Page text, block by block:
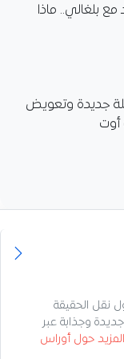
بلغالي.. ماذا
10 آلاف حافلة جديدة وتعويض
أوت
جزائرية تأسست سنة 2019 تُحاول نقل الحقيقة
وجذابة عبر
المزيد حول أوراس